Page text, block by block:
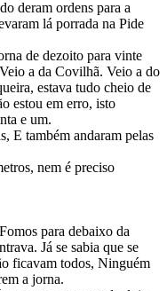
deram ordens para a
lá porrada na Pide
de dezoito para vinte
a da Covilhã. Veio a do
estava tudo cheio de
estou em erro, isto
e um.
E também andaram pelas
nem é preciso
para debaixo da
Já se sabia que se
ficavam todos, Ninguém
a jorna.